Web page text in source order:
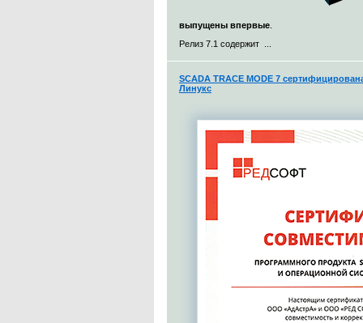
выпущены впервые
Релиз 7.1 содержит ...
SCADA TRACE MODE 7
Линукс